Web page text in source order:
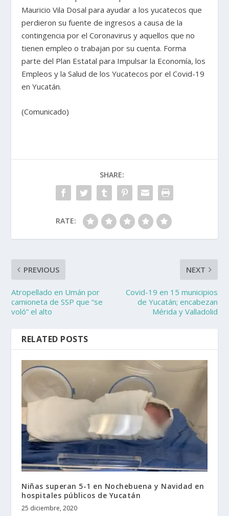
Mauricio Vila Dosal para ayudar a los yucatecos que
perdieron su fuente de ingresos a causa de la
contingencia por el Coronavirus y aquellos que no
tienen empleo o trabajan por su cuenta. Forma
parte del Plan Estatal para Impulsar la Economía, los
Empleos y la Salud de los Yucatecos por el Covid-19
en Yucatán.
(Comunicado)
SHARE:
RATE:
PREVIOUS
Atropellado en Umán por
camioneta de SSP que “se
voló” el alto
NEXT
Covid-19 en 15 municipios
de Yucatán; encabezan
Mérida y Valladolid
RELATED POSTS
Niñas superan 5-1 en Nochebuena y Navidad en
hospitales públicos de Yucatán
25 diciembre, 2020